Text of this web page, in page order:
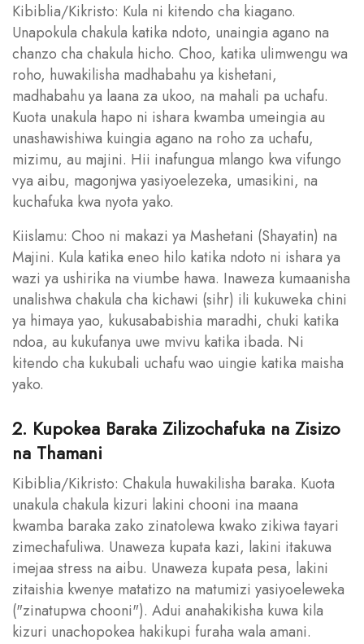
Kibiblia/Kikristo: Kula ni kitendo cha kiagano.
Unapokula chakula katika ndoto, unaingia agano na
chanzo cha chakula hicho. Choo, katika ulimwengu wa
roho, huwakilisha madhabahu ya kishetani,
madhabahu ya laana za ukoo, na mahali pa uchafu.
Kuota unakula hapo ni ishara kwamba umeingia au
unashawishiwa kuingia agano na roho za uchafu,
mizimu, au majini. Hii inafungua mlango kwa vifungo
vya aibu, magonjwa yasiyoelezeka, umasikini, na
kuchafuka kwa nyota yako.
Kiislamu: Choo ni makazi ya Mashetani (Shayatin) na
Majini. Kula katika eneo hilo katika ndoto ni ishara ya
wazi ya ushirika na viumbe hawa. Inaweza kumaanisha
unalishwa chakula cha kichawi (sihr) ili kukuweka chini
ya himaya yao, kukusababishia maradhi, chuki katika
ndoa, au kukufanya uwe mvivu katika ibada. Ni
kitendo cha kukubali uchafu wao uingie katika maisha
yako.
2. Kupokea Baraka Zilizochafuka na Zisizo
na Thamani
Kibiblia/Kikristo: Chakula huwakilisha baraka. Kuota
unakula chakula kizuri lakini chooni ina maana
kwamba baraka zako zinatolewa kwako zikiwa tayari
zimechafuliwa. Unaweza kupata kazi, lakini itakuwa
imejaa stress na aibu. Unaweza kupata pesa, lakini
zitaishia kwenye matatizo na matumizi yasiyoeleweka
("zinatupwa chooni"). Adui anahakikisha kuwa kila
kizuri unachopokea hakikupi furaha wala amani.